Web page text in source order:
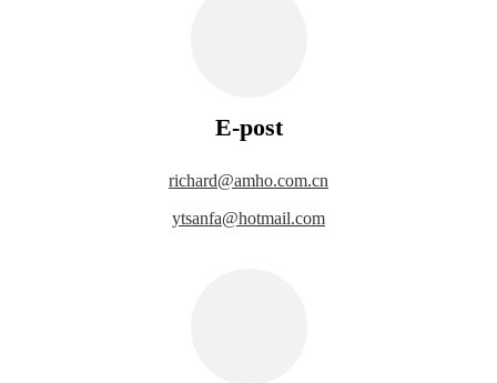
E-post
richard@amho.com.cn
ytsanfa@hotmail.com